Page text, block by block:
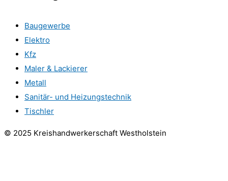
Baugewerbe
Elektro
Kfz
Maler & Lackierer
Metall
Sanitär- und Heizungstechnik
Tischler
© 2025 Kreishandwerkerschaft Westholstein